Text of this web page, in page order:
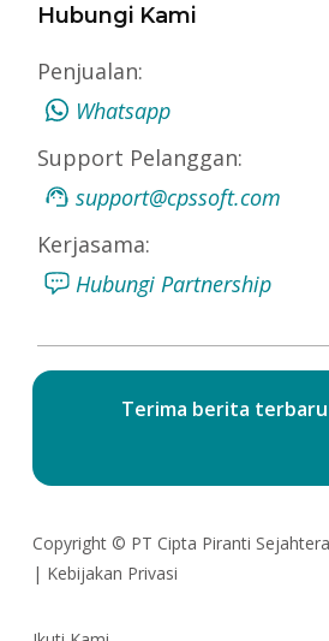
Hubungi Kami
Penjualan:
Whatsapp
Support Pelanggan:
support@cpssoft.com
Kerjasama:
Hubungi Partnership
Terima berita terbaru
Copyright © PT Cipta Piranti Sejahtera
| Kebijakan Privasi